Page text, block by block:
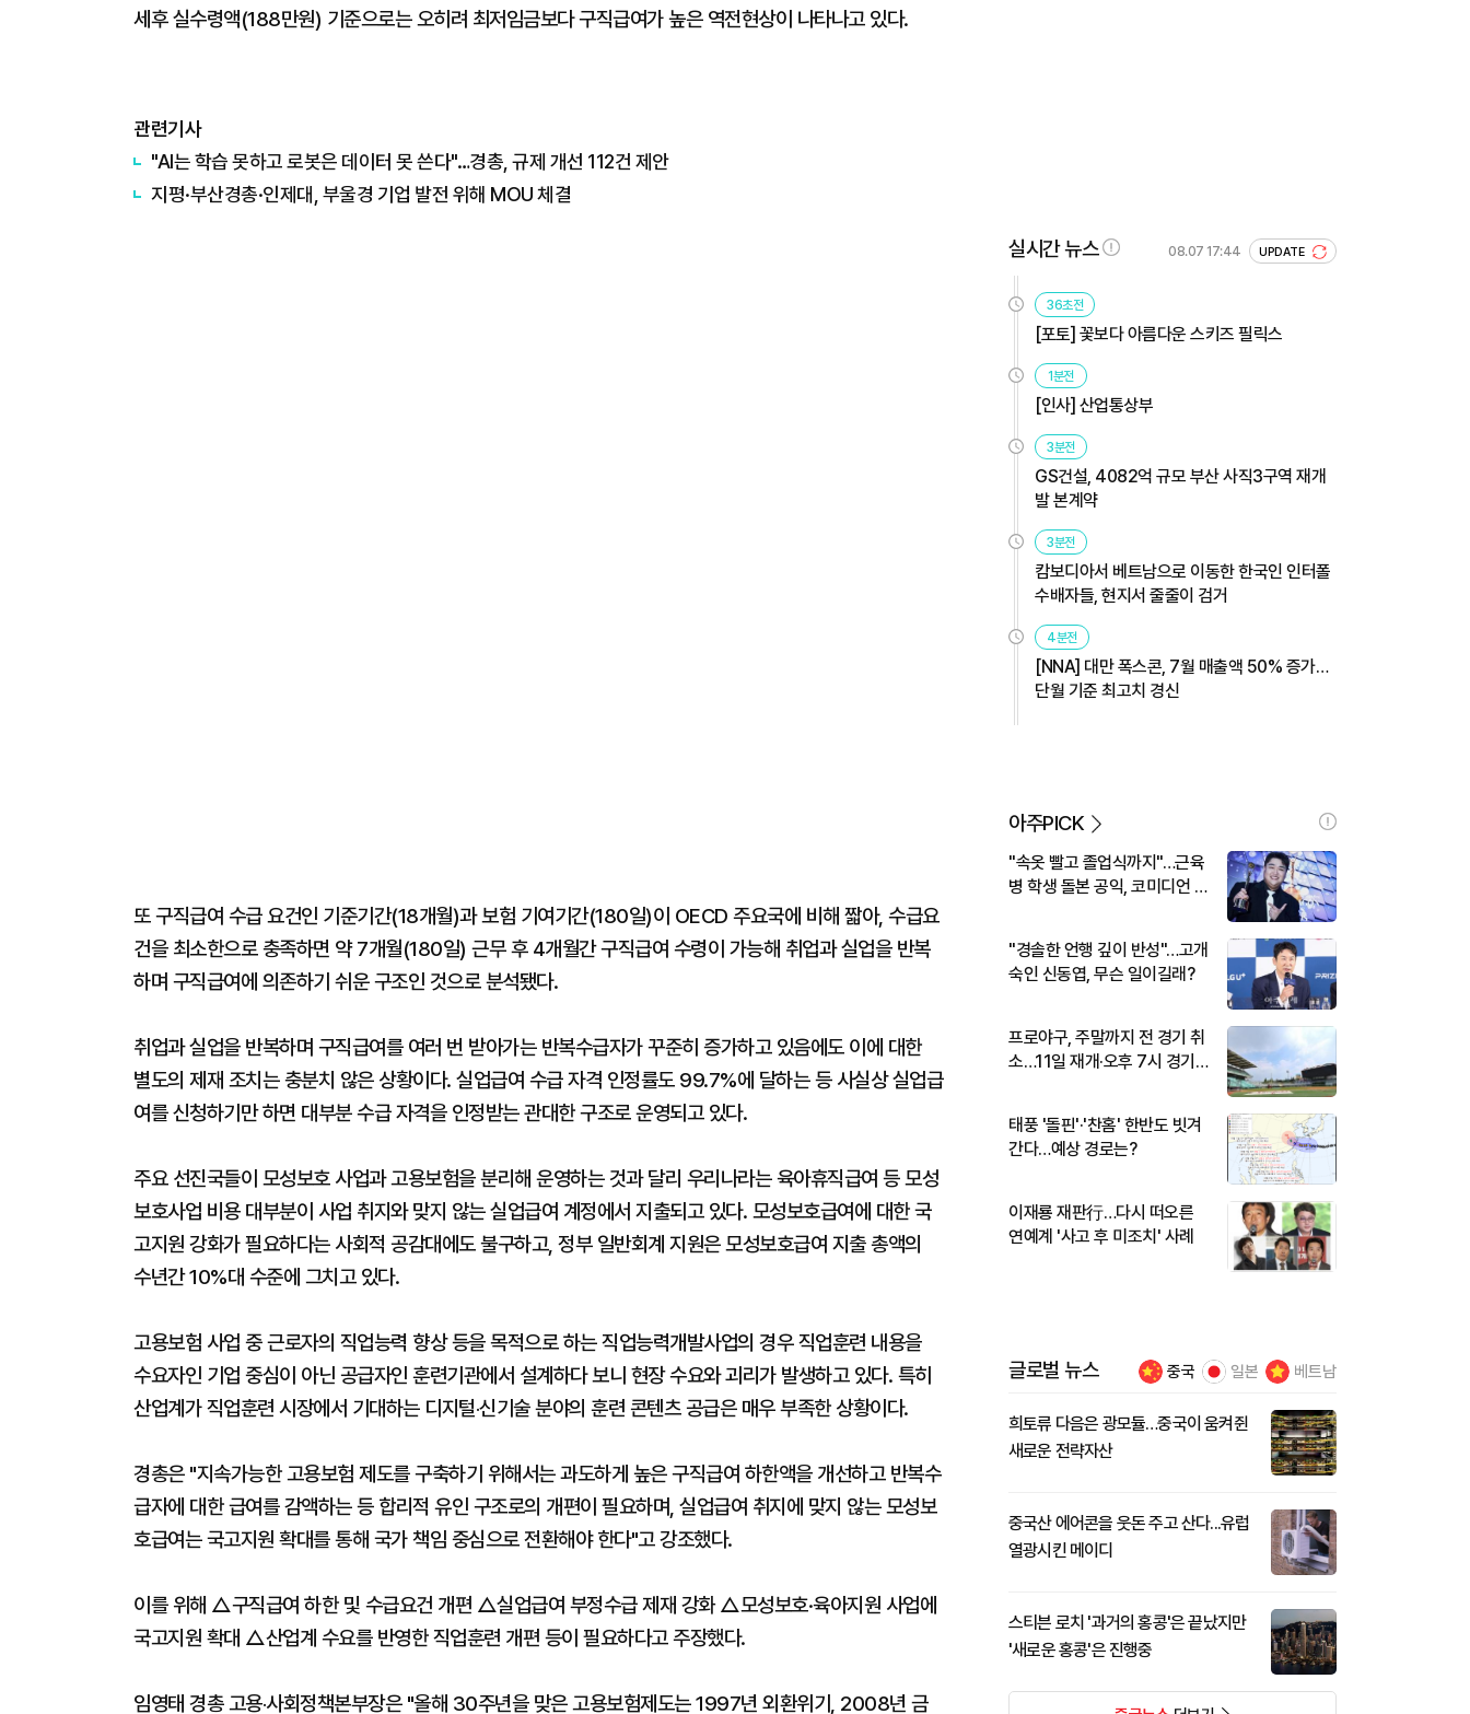
세후 실수령액(188만원) 기준으로는 오히려 최저임금보다 구직급여가 높은 역전현상이 나타나고 있다.
관련기사
"AI는 학습 못하고 로봇은 데이터 못 쓴다"…경총, 규제 개선 112건 제안
지평·부산경총·인제대, 부울경 기업 발전 위해 MOU 체결
또 구직급여 수급 요건인 기준기간(18개월)과 보험 기여기간(180일)이 OECD 주요국에 비해 짧아, 수급요
건을 최소한으로 충족하면 약 7개월(180일) 근무 후 4개월간 구직급여 수령이 가능해 취업과 실업을 반복
하며 구직급여에 의존하기 쉬운 구조인 것으로 분석됐다.
취업과 실업을 반복하며 구직급여를 여러 번 받아가는 반복수급자가 꾸준히 증가하고 있음에도 이에 대한
별도의 제재 조치는 충분치 않은 상황이다. 실업급여 수급 자격 인정률도 99.7%에 달하는 등 사실상 실업급
여를 신청하기만 하면 대부분 수급 자격을 인정받는 관대한 구조로 운영되고 있다.
주요 선진국들이 모성보호 사업과 고용보험을 분리해 운영하는 것과 달리 우리나라는 육아휴직급여 등 모성
보호사업 비용 대부분이 사업 취지와 맞지 않는 실업급여 계정에서 지출되고 있다. 모성보호급여에 대한 국
고지원 강화가 필요하다는 사회적 공감대에도 불구하고, 정부 일반회계 지원은 모성보호급여 지출 총액의
수년간 10%대 수준에 그치고 있다.
고용보험 사업 중 근로자의 직업능력 향상 등을 목적으로 하는 직업능력개발사업의 경우 직업훈련 내용을
수요자인 기업 중심이 아닌 공급자인 훈련기관에서 설계하다 보니 현장 수요와 괴리가 발생하고 있다. 특히
산업계가 직업훈련 시장에서 기대하는 디지털‧신기술 분야의 훈련 콘텐츠 공급은 매우 부족한 상황이다.
경총은 "지속가능한 고용보험 제도를 구축하기 위해서는 과도하게 높은 구직급여 하한액을 개선하고 반복수
급자에 대한 급여를 감액하는 등 합리적 유인 구조로의 개편이 필요하며, 실업급여 취지에 맞지 않는 모성보
호급여는 국고지원 확대를 통해 국가 책임 중심으로 전환해야 한다"고 강조했다.
이를 위해 △구직급여 하한 및 수급요건 개편 △실업급여 부정수급 제재 강화 △모성보호·육아지원 사업에
국고지원 확대 △산업계 수요를 반영한 직업훈련 개편 등이 필요하다고 주장했다.
임영태 경총 고용‧사회정책본부장은 "올해 30주년을 맞은 고용보험제도는 1997년 외환위기, 2008년 금
실시간 뉴스 08.07 17:44 UPDATE
36초전
[포토] 꽃보다 아름다운 스키즈 필릭스
1분전
[인사] 산업통상부
3분전
GS건설, 4082억 규모 부산 사직3구역 재개
발 본계약
3분전
캄보디아서 베트남으로 이동한 한국인 인터폴
수배자들, 현지서 줄줄이 검거
4분전
[NNA] 대만 폭스콘, 7월 매출액 50% 증가…
단월 기준 최고치 경신
아주PICK
"속옷 빨고 졸업식까지"…근육
병 학생 돌본 공익, 코미디언 김
"경솔한 언행 깊이 반성"…고개
숙인 신동엽, 무슨 일이길래?
프로야구, 주말까지 전 경기 취
소…11일 재개·오후 7시 경기
태풍 '돌핀'·'찬홈' 한반도 빗겨
간다…예상 경로는?
이재룡 재판行…다시 떠오른
연예계 '사고 후 미조치' 사례
글로벌 뉴스 중국 일본 베트남
희토류 다음은 광모듈…중국이 움켜쥔
새로운 전략자산
중국산 에어콘을 웃돈 주고 산다...유럽
열광시킨 메이디
스티븐 로치 '과거의 홍콩'은 끝났지만
'새로운 홍콩'은 진행중